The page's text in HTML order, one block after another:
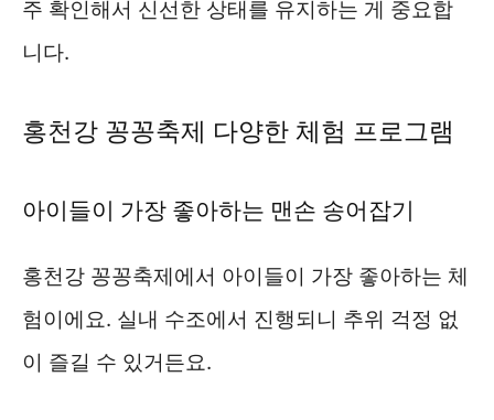
주 확인해서 신선한 상태를 유지하는 게 중요합
니다.
홍천강 꽁꽁축제 다양한 체험 프로그램
아이들이 가장 좋아하는 맨손 송어잡기
홍천강 꽁꽁축제에서 아이들이 가장 좋아하는 체
험이에요. 실내 수조에서 진행되니 추위 걱정 없
이 즐길 수 있거든요.